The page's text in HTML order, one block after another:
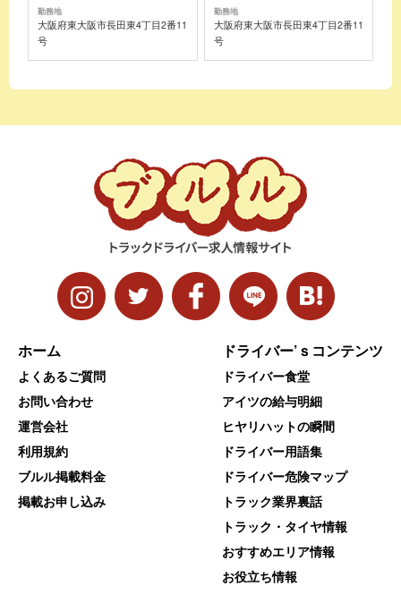
勤務地
大阪府東大阪市長田東4丁目2番11
号
勤務地
大阪府東大阪市長田東4丁目2番11
号
ホーム
よくあるご質問
お問い合わせ
運営会社
利用規約
ブルル掲載料金
掲載お申し込み
ドライバー’ｓコンテンツ
ドライバー食堂
アイツの給与明細
ヒヤリハットの瞬間
ドライバー用語集
ドライバー危険マップ
トラック業界裏話
トラック・タイヤ情報
おすすめエリア情報
お役立ち情報